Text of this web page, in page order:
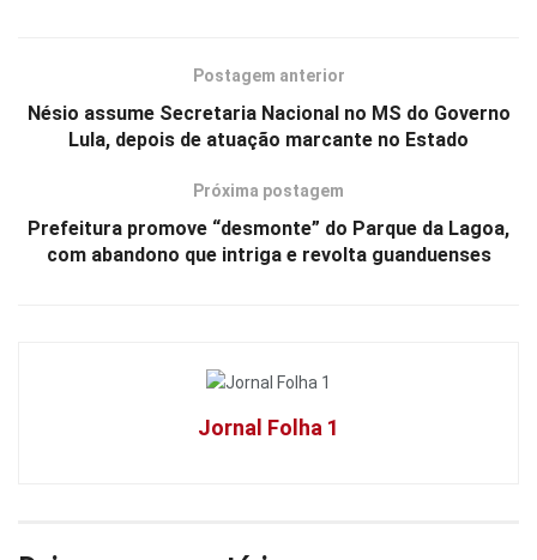
Postagem anterior
Nésio assume Secretaria Nacional no MS do Governo
Lula, depois de atuação marcante no Estado
Próxima postagem
Prefeitura promove “desmonte” do Parque da Lagoa,
com abandono que intriga e revolta guanduenses
Jornal Folha 1